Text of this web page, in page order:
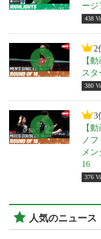
ージ
438
2
【
スタ
380
3
【
ノ
メ
16
376
人気のニュース